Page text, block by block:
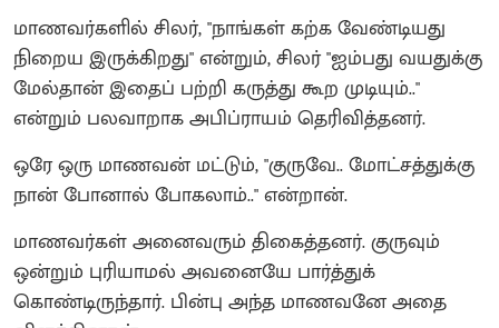
மாணவர்களில் சிலர், "நாங்கள் கற்க வேண்டியது
நிறைய இருக்கிறது" என்றும், சிலர் "ஐம்பது வயதுக்கு
மேல்தான் இதைப் பற்றி கருத்து கூற முடியும்.."
என்றும் பலவாறாக அபிப்ராயம் தெரிவித்தனர்.
ஒரே ஒரு மாணவன் மட்டும், "குருவே.. மோட்சத்துக்கு
நான் போனால் போகலாம்.." என்றான்.
மாணவர்கள் அனைவரும் திகைத்தனர்.‌ குருவும்
ஒன்றும் புரியாமல் அவனையே பார்த்துக்
கொண்டிருந்தார். பின்பு அந்த மாணவனே அதை